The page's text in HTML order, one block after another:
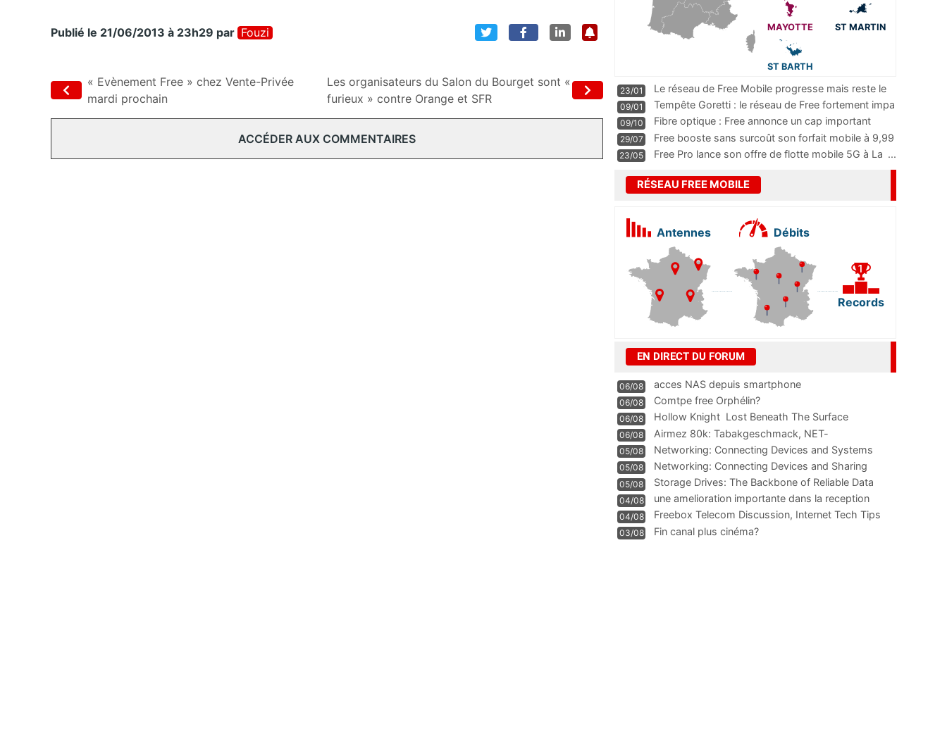
Publié le 21/06/2013 à 23h29 par Fouzi
« Evènement Free » chez Vente-Privée
mardi prochain
Les organisateurs du Salon du Bourget sont «
furieux » contre Orange et SFR
ACCÉDER AUX COMMENTAIRES
MAYOTTE ST MARTIN
ST BARTH
23/01
Le réseau de Free Mobile progresse mais reste le
m
...
09/01
Tempête Goretti : le réseau de Free fortement impa
09/10
Fibre optique : Free annonce un cap important
pass
...
29/07
Free booste sans surcoût son forfait mobile à 9,99
23/05 Free Pro lance son offre de flotte mobile 5G à La ...
RÉSEAU FREE MOBILE
Antennes Débits
Records
EN DIRECT DU FORUM
06/08 acces NAS depuis smartphone
06/08 Comtpe free Orphélin?
06/08 Hollow Knight  Lost Beneath The Surface
06/08
Airmez 80k: Tabakgeschmack, NET-
Technologie und Leistung im
05/08 Networking: Connecting Devices and Systems
05/08
Networking: Connecting Devices and Sharing
Information
05/08
Storage Drives: The Backbone of Reliable Data
Management
04/08
une amelioration importante dans la reception
WIFI
04/08
Freebox Telecom Discussion, Internet Tech Tips
Communi
03/08 Fin canal plus cinéma?